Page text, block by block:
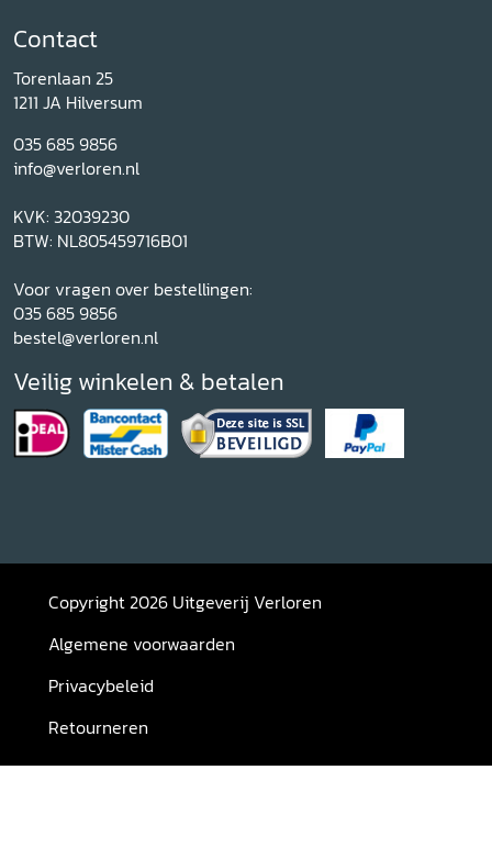
Contact
Torenlaan 25
1211 JA Hilversum
035 685 9856
info@verloren.nl
KVK: 32039230
BTW: NL805459716B01
Voor vragen over bestellingen:
035 685 9856
bestel@verloren.nl
Veilig winkelen & betalen
Copyright 2026 Uitgeverij Verloren
Algemene voorwaarden
Privacybeleid
Retourneren